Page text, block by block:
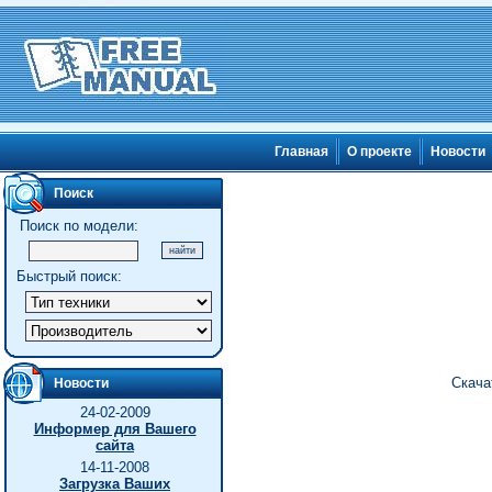
Главная О проекте Новости
Поиск
Поиск по модели:
Быстрый поиск:
Новости
24-02-2009
Информер для Вашего
сайта
14-11-2008
Загрузка Ваших